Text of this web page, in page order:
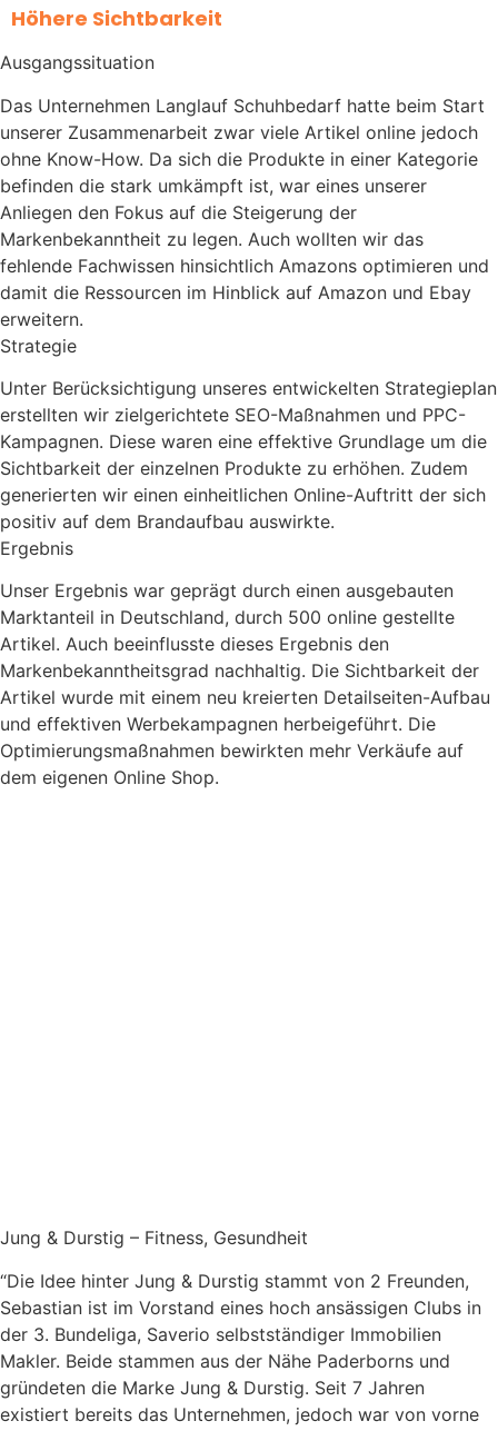
Höhere Sichtbarkeit
Ausgangssituation
Das Unternehmen Langlauf Schuhbedarf hatte beim Start
unserer Zusammenarbeit zwar viele Artikel online jedoch
ohne Know-How. Da sich die Produkte in einer Kategorie
befinden die stark umkämpft ist, war eines unserer
Anliegen den Fokus auf die Steigerung der
Markenbekanntheit zu legen. Auch wollten wir das
fehlende Fachwissen hinsichtlich Amazons optimieren und
damit die Ressourcen im Hinblick auf Amazon und Ebay
erweitern.
Strategie
Unter Berücksichtigung unseres entwickelten Strategieplan
erstellten wir zielgerichtete SEO-Maßnahmen und PPC-
Kampagnen. Diese waren eine effektive Grundlage um die
Sichtbarkeit der einzelnen Produkte zu erhöhen. Zudem
generierten wir einen einheitlichen Online-Auftritt der sich
positiv auf dem Brandaufbau auswirkte.
Ergebnis
Unser Ergebnis war geprägt durch einen ausgebauten
Marktanteil in Deutschland, durch 500 online gestellte
Artikel. Auch beeinflusste dieses Ergebnis den
Markenbekanntheitsgrad nachhaltig. Die Sichtbarkeit der
Artikel wurde mit einem neu kreierten Detailseiten-Aufbau
und effektiven Werbekampagnen herbeigeführt. Die
Optimierungsmaßnahmen bewirkten mehr Verkäufe auf
dem eigenen Online Shop.
Jung & Durstig – Fitness, Gesundheit
“Die Idee hinter Jung & Durstig stammt von 2 Freunden,
Sebastian ist im Vorstand eines hoch ansässigen Clubs in
der 3. Bundeliga, Saverio selbstständiger Immobilien
Makler. Beide stammen aus der Nähe Paderborns und
gründeten die Marke Jung & Durstig. Seit 7 Jahren
existiert bereits das Unternehmen, jedoch war von vorne